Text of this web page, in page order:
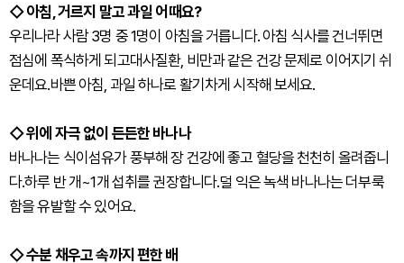
◇ 아침, 거르지 말고 과일 어때요?
우리나라 사람 3명 중 1명이 아침을 거릅니다. 아침 식사를 건너뛰면
점심에 폭식하게 되고대사질환, 비만과 같은 건강 문제로 이어지기 쉬
운데요.바쁜 아침, 과일 하나로 활기차게 시작해 보세요.
◇ 위에 자극 없이 든든한 바나나
바나나는 식이섬유가 풍부해 장 건강에 좋고 혈당을 천천히 올려줍니
다.하루 반 개~1개 섭취를 권장합니다.덜 익은 녹색 바나나는 더부룩
함을 유발할 수 있어요.
◇ 수분 채우고 속까지 편한 배